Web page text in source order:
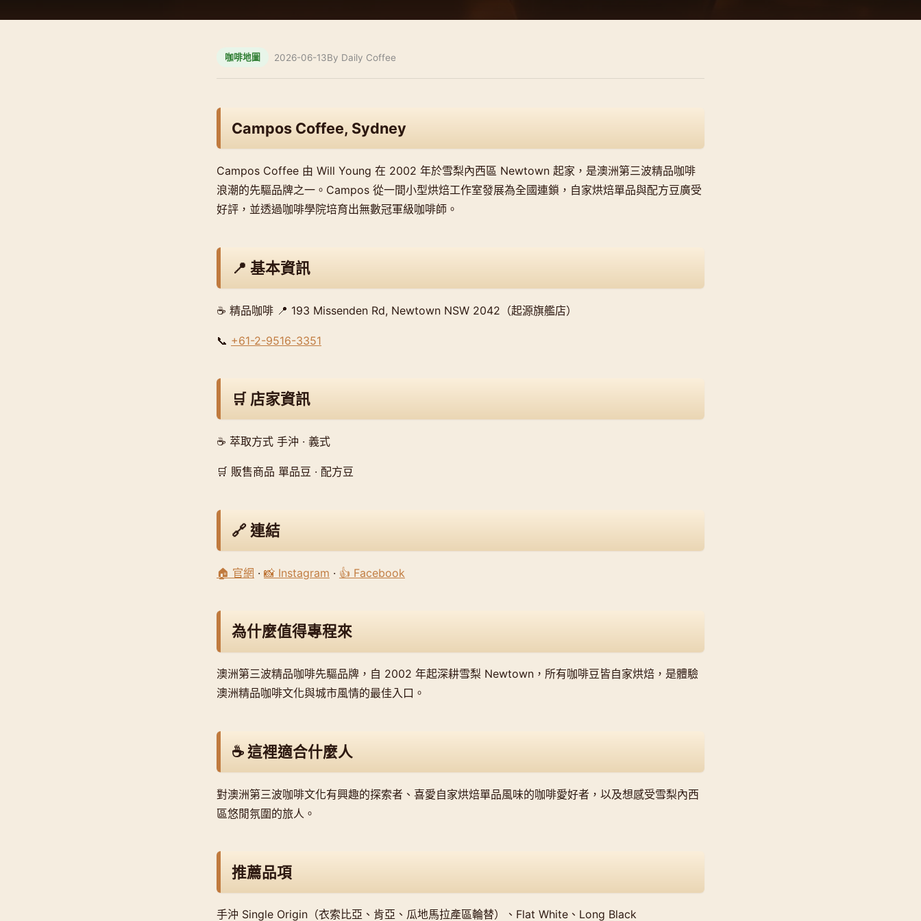
咖啡地圖 2026-06-13By Daily Coffee
Campos Coffee, Sydney
Campos Coffee 由 Will Young 在 2002 年於雪梨內西區 Newtown 起家，是澳洲第三波精品咖啡
浪潮的先驅品牌之一。Campos 從一間小型烘焙工作室發展為全國連鎖，自家烘焙單品與配方豆廣受
好評，並透過咖啡學院培育出無數冠軍級咖啡師。
📍 基本資訊
☕ 精品咖啡 📍 193 Missenden Rd, Newtown NSW 2042（起源旗艦店）
📞 +61-2-9516-3351
🛒 店家資訊
☕ 萃取方式 手沖 · 義式
🛒 販售商品 單品豆 · 配方豆
🔗 連結
🏠 官網 · 📸 Instagram · 👍 Facebook
為什麼值得專程來
澳洲第三波精品咖啡先驅品牌，自 2002 年起深耕雪梨 Newtown，所有咖啡豆皆自家烘焙，是體驗
澳洲精品咖啡文化與城市風情的最佳入口。
☕ 這裡適合什麼人
對澳洲第三波咖啡文化有興趣的探索者、喜愛自家烘焙單品風味的咖啡愛好者，以及想感受雪梨內西
區悠閒氛圍的旅人。
推薦品項
手沖 Single Origin（衣索比亞、肯亞、瓜地馬拉產區輪替）、Flat White、Long Black